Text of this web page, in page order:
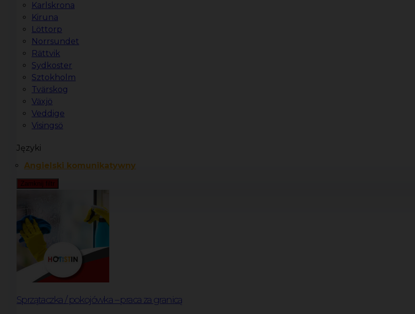
Karlskrona
Kiruna
Löttorp
Norrsundet
Rättvik
Sydkoster
Sztokholm
Tvärskog
Växjö
Veddige
Visingsö
Języki
Angielski komunikatywny
Zamknij filtr
Sprzątaczka / pokojówka – praca za granicą